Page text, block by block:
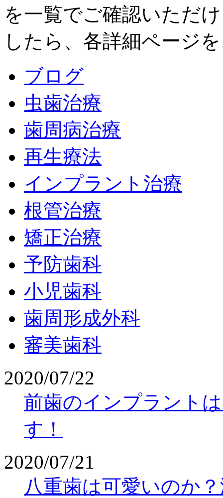
を一覧でご確認いただ
したら、各詳細ページ
ブログ
虫歯治療
歯周病治療
再生療法
インプラント治療
根管治療
矯正治療
予防歯科
小児歯科
歯周形成外科
審美歯科
2020/07/22
前歯のインプラント
す！
2020/07/21
八重歯は可愛いのか